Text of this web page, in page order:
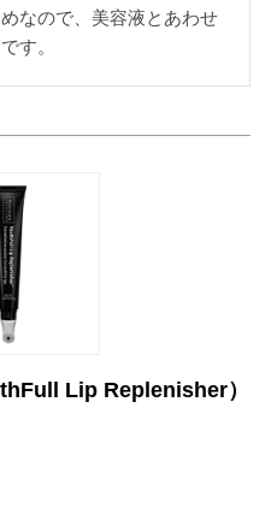
なので、美容液とあわせ
す。
Lip Replenisher）